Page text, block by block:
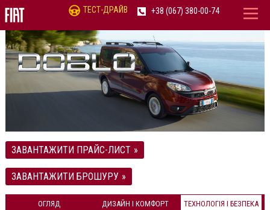
ТЕСТ-ДРАЙВ +38 (067) 380-00-74
ЗАВАНТАЖИТИ ПРАЙС-ЛИСТ
ЗАВАНТАЖИТИ БРОШУРУ
ОГЛЯД ДИЗАЙН І КОМФОРТ ТЕХНОЛОГІЯ І БЕЗПЕКА